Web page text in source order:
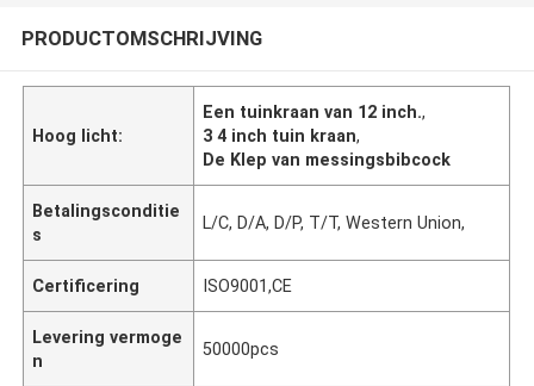
PRODUCTOMSCHRIJVING
Hoog licht:
Een tuinkraan van 12 inch.,
3 4 inch tuin kraan,
De Klep van messingsbibcock
Betalingsconditie
s
L/C, D/A, D/P, T/T, Western Union,
Certificering ISO9001,CE
Levering vermoge
n
50000pcs